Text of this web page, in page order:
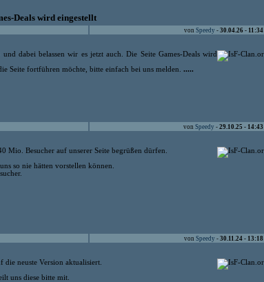
Deals wird eingestellt
von Speedy - 30.04.26 - 11:34
dabei belassen wir es jetzt auch. Die Seite Games-Deals wird
Seite fortführen möchte, bitte einfach bei uns melden. .....
von Speedy - 29.10.25 - 14:43
Mio. Besucher auf unserer Seite begrüßen dürfen.
so nie hätten vorstellen können.
von Speedy - 30.11.24 - 13:18
die neuste Version aktualisiert.
uns diese bitte mit.